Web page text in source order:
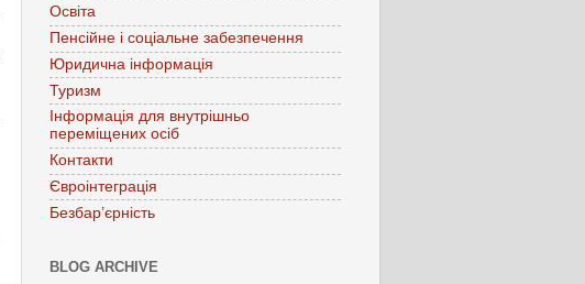
Освіта
Пенсійне і соціальне забезпечення
Юридична інформація
Туризм
Інформація для внутрішньо
переміщених осіб
Контакти
Євроінтеграція
Безбар’єрність
BLOG ARCHIVE